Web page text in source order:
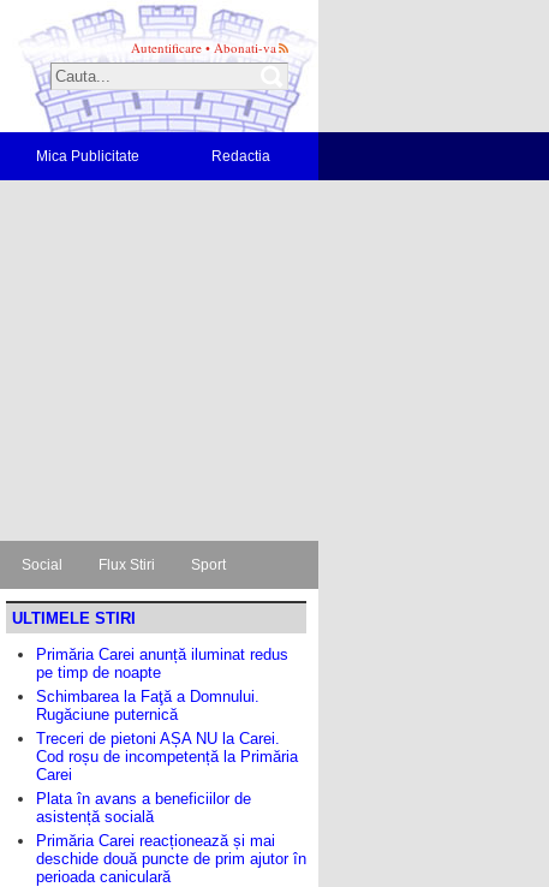
Autentificare • Abonati-va
Mica Publicitate Redactia
Social Flux Stiri Sport
ULTIMELE STIRI
Primăria Carei anunță iluminat redus
pe timp de noapte
Schimbarea la Faţă a Domnului.
Rugăciune puternică
Treceri de pietoni AȘA NU la Carei.
Cod roșu de incompetență la Primăria
Carei
Plata în avans a beneficiilor de
asistență socială
Primăria Carei reacționează și mai
deschide două puncte de prim ajutor în
perioada caniculară